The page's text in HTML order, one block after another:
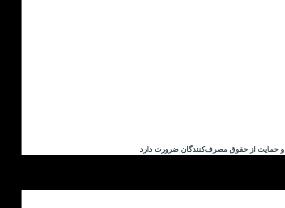
حمایت از حقوق مصرف‌کنندگان ضرورت دارد